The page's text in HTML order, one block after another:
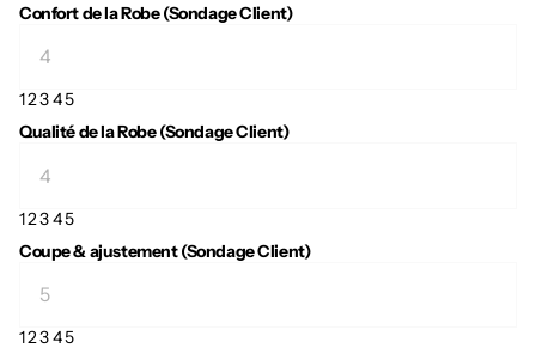
Confort de la Robe (Sondage Client)
12345
Qualité de la Robe (Sondage Client)
12345
Coupe & ajustement (Sondage Client)
12345